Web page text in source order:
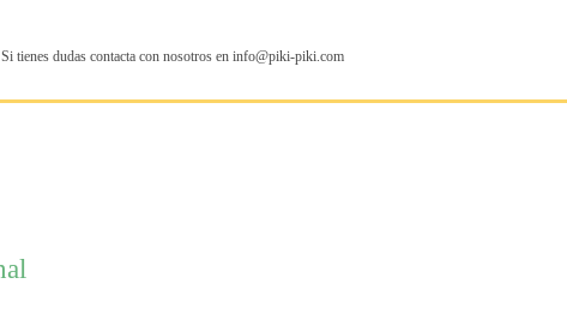
Si tienes dudas contacta con nosotros en info@piki-piki.com